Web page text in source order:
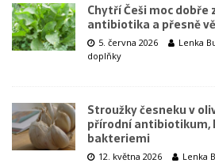
Chytří Češi moc
antibiotika a přesně
5. června 2026 Lenka
doplňky
Stroužky česneku v
přírodní antibiotikum,
bakteriemi
12. května 2026 Lenka